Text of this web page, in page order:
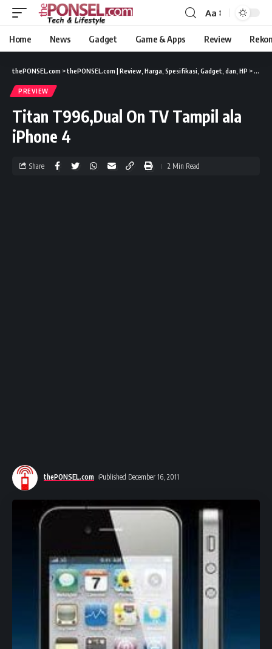
Aa
Home News Gadget Game & Apps Review
thePONSEL.com >thePONSEL.com | Review, Harga, Spesifikasi, Gadget, dan, HP >
PREVIEW
Titan T996,Dual On TV Tampil ala
iPhone 4
thePONSEL.com Published December 16, 2011
Share 2 Min Read